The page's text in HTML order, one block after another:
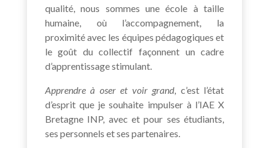
qualité, nous sommes une école à taille
humaine, où l’accompagnement, la
proximité avec les équipes pédagogiques et
le goût du collectif façonnent un cadre
d’apprentissage stimulant.
Apprendre à oser et voir grand, c’est l’état
d’esprit que je souhaite impulser à l’IAE X
Bretagne INP, avec et pour ses étudiants,
ses personnels et ses partenaires.